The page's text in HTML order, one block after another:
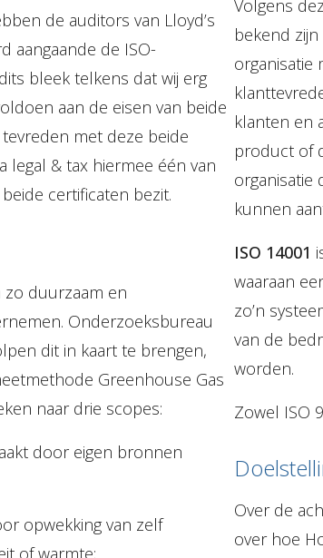
de auditors van Lloyd’s
aangaande de ISO-
bleek telkens dat wij erg
aan de eisen van beide
met deze beide
legal & tax hiermee één van
certificaten bezit.
zo duurzaam en
Onderzoeksbureau
dit in kaart te brengen,
Greenhouse Gas
naar drie scopes:
door eigen bronnen
opwekking van zelf
of warmte;
Volgens
bekend
organisatie
klanten en
product of
organisatie
kunnen
ISO 14001
waaraan
zo’n
van de
worden.
Zowel ISO
Over de
over hoe